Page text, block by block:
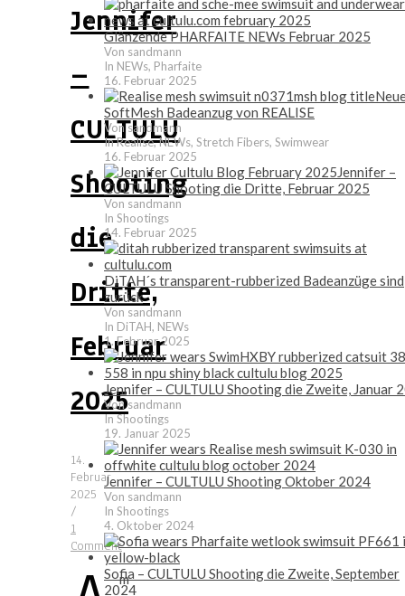
Jennifer
–
CULTULU
Shooting
die
Dritte,
Februar
2025
14.
Februar
2025
/
1
Comment
m
Glänzende PHARFAITE NEWs Februar 2025
Von sandmann
In NEWs, Pharfaite
16. Februar 2025
SoftMesh Badeanzug von REALISE
Von sandmann
In Realise, NEWs, Stretch Fibers, Swimwear
16. Februar 2025
Jennifer –
CULTULU Shooting die Dritte, Februar 2025
Von sandmann
In Shootings
14. Februar 2025
DiTAH´s transparent-rubberized Badeanzüge sind
zurück
Von sandmann
In DiTAH, NEWs
1. Februar 2025
Jennifer – CULTULU Shooting die Zweite, Januar
Von sandmann
In Shootings
19. Januar 2025
Jennifer – CULTULU Shooting Oktober 2024
Von sandmann
In Shootings
4. Oktober 2024
Sofia – CULTULU Shooting die Zweite, September
2024